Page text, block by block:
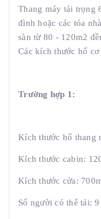
Thang máy tải trọng
đình hoặc các tóa
sàn từ 80 - 120m2
Các kích thước hố
Trường hợp 1:
Kích thước hố thang
Kích thước cabin:
Kích thước cửa:
Số người có thể tải: